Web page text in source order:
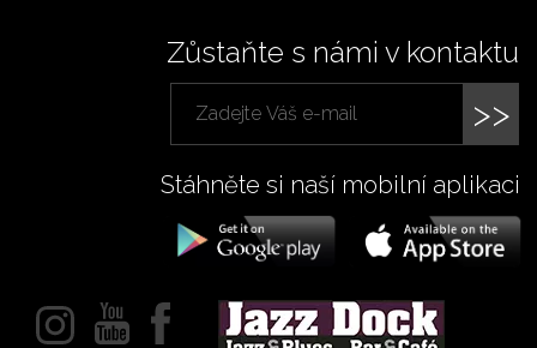
Zůstaňte s námi v kontaktu
>>
Stáhněte si naší mobilní aplikaci